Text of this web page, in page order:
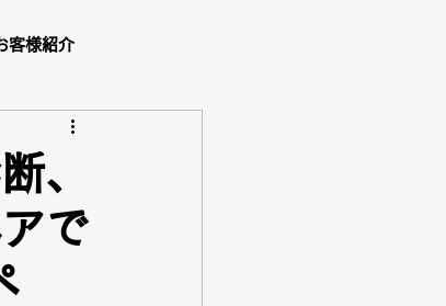
客様紹介
ング同行
、
で